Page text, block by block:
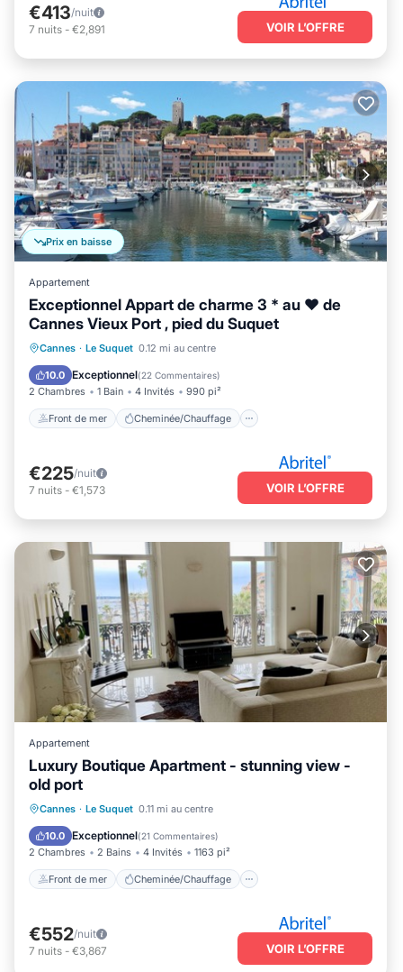
€413/nuit
7 nuits - €2,891 VOIR L’OFFRE
Prix en baisse
Appartement
Exceptionnel Appart de charme 3 * au ♥ de
Cannes Vieux Port , pied du Suquet
Cannes · Le Suquet 0.12 mi au centre
10.0 Exceptionnel(22 Commentaires)
2 Chambres 1 Bain 4 Invités 990 pi²
Front de mer Cheminée/Chauffage
Front de mer
Cheminée/Chauffage
Vue sur l’océan
Balcon/Terrasse
€225/nuit
7 nuits - €1,573 VOIR L’OFFRE
Appartement
Luxury Boutique Apartment - stunning view -
old port
Cannes · Le Suquet 0.11 mi au centre
10.0 Exceptionnel(21 Commentaires)
2 Chambres 2 Bains 4 Invités 1163 pi²
Front de mer Cheminée/Chauffage
Front de mer
Cheminée/Chauffage
Vue sur l’océan
Balcon/Terrasse
€552/nuit
7 nuits - €3,867 VOIR L’OFFRE